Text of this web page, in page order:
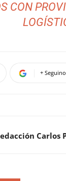
CON
+
Carlos